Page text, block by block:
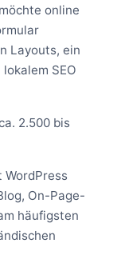
online
Layouts, ein
SEO
2.500 bis
On-Page-
häufigsten